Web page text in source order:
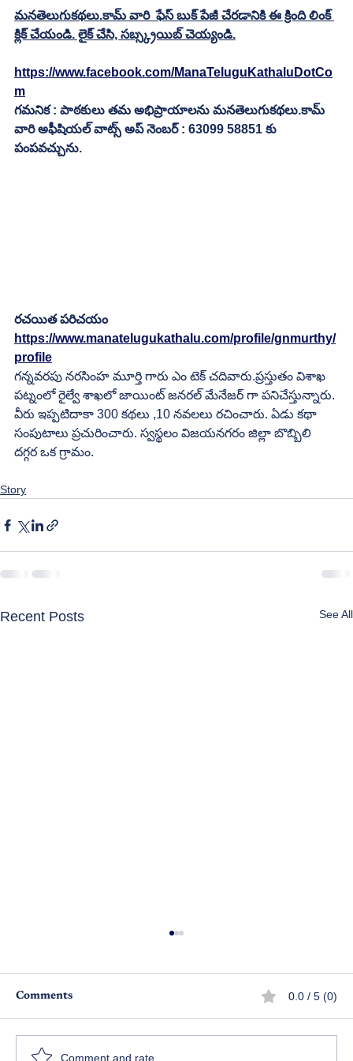
మనతెలుగుకథలు.కామ్ వారి  ఫేస్ బుక్ పేజీ చేరడానికి ఈ క్రింది లింక్
క్లిక్ చేయండి. లైక్ చేసి, సబ్స్క్రయిబ్ చెయ్యండి.
https://www.facebook.com/ManaTeluguKathaluDotCo
m
గమనిక : పాఠకులు తమ అభిప్రాయాలను మనతెలుగుకథలు.కామ్
వారి అఫీషియల్ వాట్స్ అప్ నెంబర్ : 63099 58851 కు
పంపవచ్చును.
రచయిత పరిచయం
https://www.manatelugukathalu.com/profile/gnmurthy/
profile
గన్నవరపు నరసింహ మూర్తి గారు ఎం టెక్ చదివారు.ప్రస్తుతం విశాఖ
పట్నంలో రైల్వే శాఖలో జాయింట్ జనరల్ మేనేజర్ గా పనిచేస్తున్నారు.
వీరు ఇప్పటిదాకా 300 కథలు ,10 నవలలు రచించారు. ఏడు కథా
సంపుటాలు ప్రచురించారు. స్వస్థలం విజయనగరం జిల్లా బొబ్బిలి
దగ్గర ఒక గ్రామం.
Story
Recent Posts See All
ఇచ్చిందే వస్తుంది
Comments 0.0 / 5 (0)
Comment and rate...